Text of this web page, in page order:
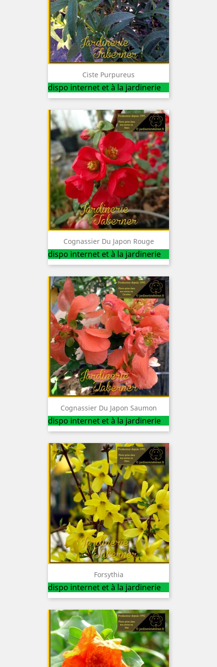
Ciste Purpureus
dispo internet et à la jardinerie
Cognassier Du Japon Rouge
dispo internet et à la jardinerie
Cognassier Du Japon Saumon
dispo internet et à la jardinerie
Forsythia
dispo internet et à la jardinerie